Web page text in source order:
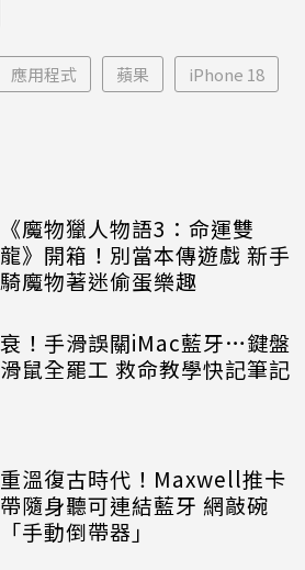
應用程式 蘋果 iPhone 18
《魔物獵人物語3：命運雙
龍》開箱！別當本傳遊戲 新手
騎魔物著迷偷蛋樂趣
衰！手滑誤關iMac藍牙…鍵盤
滑鼠全罷工 救命教學快記筆記
重溫復古時代！Maxwell推卡
帶隨身聽可連結藍牙 網敲碗
「手動倒帶器」